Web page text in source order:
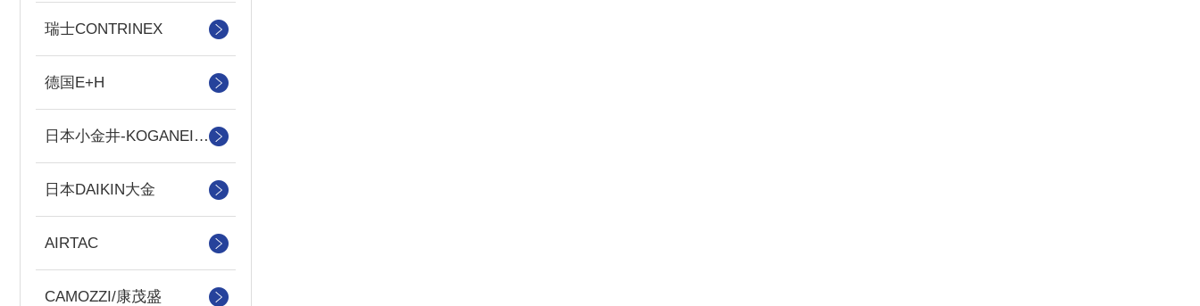
瑞士CONTRINEX
德国E+H
日本小金井-KOGANEI气缸
日本DAIKIN大金
AIRTAC
CAMOZZI/康茂盛